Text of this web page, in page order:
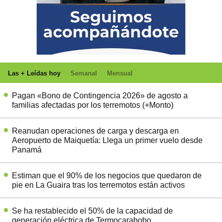
Las + Leídas hoy Semanal Mensual
Pagan «Bono de Contingencia 2026» de agosto a
familias afectadas por los terremotos (+Monto)
Reanudan operaciones de carga y descarga en
Aeropuerto de Maiquetía: Llega un primer vuelo desde
Panamá
Estiman que el 90% de los negocios que quedaron de
pie en La Guaira tras los terremotos están activos
Se ha restablecido el 50% de la capacidad de
generación eléctrica de Termocarabobo